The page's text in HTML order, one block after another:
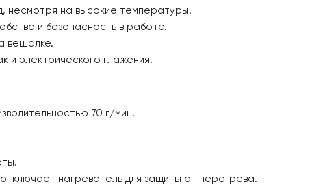
несмотря на высокие температуры.
и безопасность в работе.
вешалке.
и электрического глажения.
70 г/мин.
нагреватель для защиты от перегрева.